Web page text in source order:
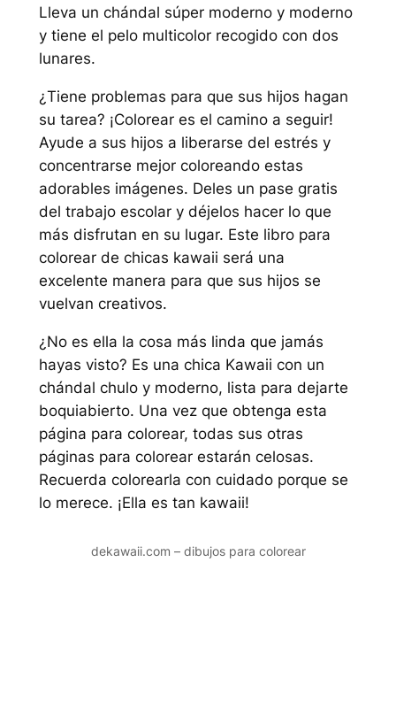
Lleva un chándal súper moderno y moderno
y tiene el pelo multicolor recogido con dos
lunares.
¿Tiene problemas para que sus hijos hagan
su tarea? ¡Colorear es el camino a seguir!
Ayude a sus hijos a liberarse del estrés y
concentrarse mejor coloreando estas
adorables imágenes. Deles un pase gratis
del trabajo escolar y déjelos hacer lo que
más disfrutan en su lugar. Este libro para
colorear de chicas kawaii será una
excelente manera para que sus hijos se
vuelvan creativos.
¿No es ella la cosa más linda que jamás
hayas visto? Es una chica Kawaii con un
chándal chulo y moderno, lista para dejarte
boquiabierto. Una vez que obtenga esta
página para colorear, todas sus otras
páginas para colorear estarán celosas.
Recuerda colorearla con cuidado porque se
lo merece. ¡Ella es tan kawaii!
dekawaii.com – dibujos para colorear